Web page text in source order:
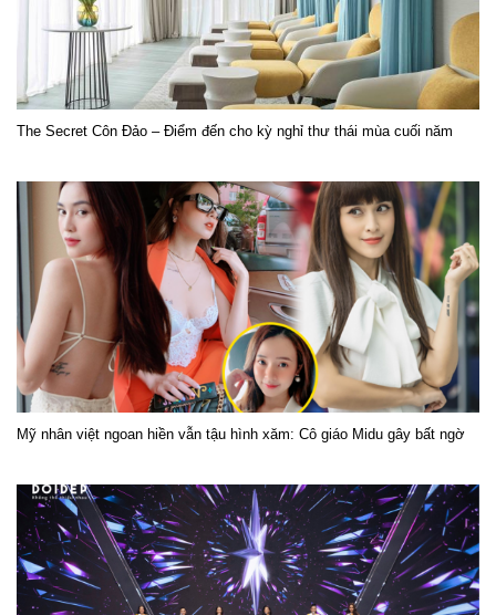
The Secret Côn Đảo – Điểm đến cho kỳ nghỉ thư thái mùa cuối năm
Mỹ nhân việt ngoan hiền vẫn tậu hình xăm: Cô giáo Midu gây bất ngờ